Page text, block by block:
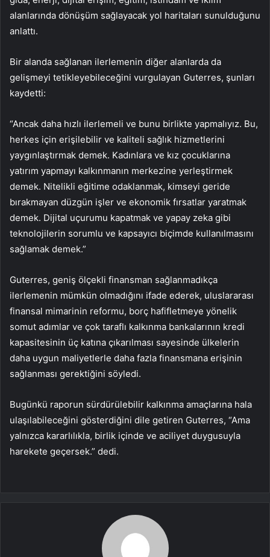
alanlarında dönüşüm sağlayacak yol haritaları sunulduğunu
anlattı.
Bir alanda sağlanan ilerlemenin diğer alanlarda da
gelişmeyi tetikleyebileceğini vurgulayan Guterres, şunları
kaydetti:
“Ancak daha hızlı ilerlemeli ve bunu birlikte yapmalıyız. Bu,
herkes için erişilebilir ve kaliteli sağlık hizmetlerini
yaygınlaştırmak demek. Kadınlara ve kız çocuklarına
yatırım yapmayı kalkınmanın merkezine yerleştirmek
demek. Nitelikli eğitime odaklanmak, kimseyi geride
bırakmayan düzgün işler ve ekonomik fırsatlar yaratmak
demek. Dijital uçurumu kapatmak ve yapay zeka gibi
teknolojilerin sorumlu ve kapsayıcı biçimde kullanılmasını
sağlamak demek.”
Guterres, geniş ölçekli finansman sağlanmadıkça
ilerlemenin mümkün olmadığını ifade ederek, uluslararası
finansal mimarinin reformu, borç hafifletmeye yönelik
somut adımlar ve çok taraflı kalkınma bankalarının kredi
kapasitesinin üç katına çıkarılması sayesinde ülkelerin
daha uygun maliyetlerle daha fazla finansmana erişinin
sağlanması gerektiğini söyledi.
Bugünkü raporun sürdürülebilir kalkınma amaçlarına hala
ulaşılabileceğini gösterdiğini dile getiren Guterres, “Ama
yalnızca kararlılıkla, birlik içinde ve aciliyet duygusuyla
harekete geçersek.” dedi.